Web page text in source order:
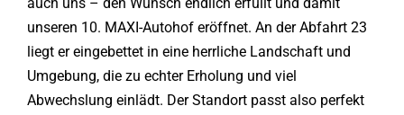
auch uns – den Wunsch endlich erfüllt und damit
unseren 10. MAXI-Autohof eröffnet. An der Abfahrt 23
liegt er eingebettet in eine herrliche Landschaft und
Umgebung, die zu echter Erholung und viel
Abwechslung einlädt. Der Standort passt also perfekt